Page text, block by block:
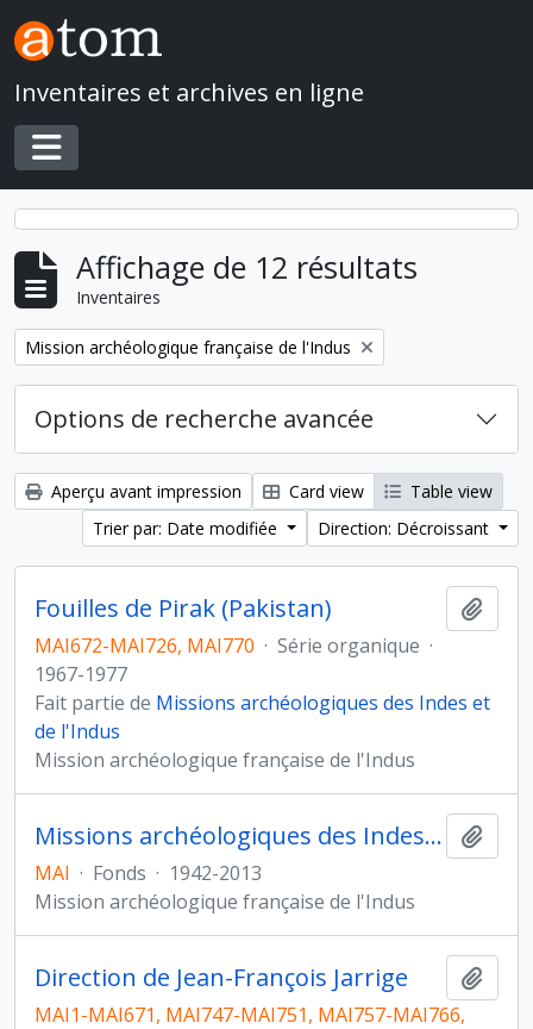
Skip to main content
Inventaires et archives en ligne
Toggle navigation
Affichage de 12 résultats
Inventaires
Remove filter:
Mission archéologique française de l'Indus
Options de recherche avancée
Aperçu avant impression Card view
Table view
Trier par: Date modifiée
Direction: Décroissant
Fouilles de Pirak (Pakistan)
MAI672-MAI726, MAI770 · Série organique ·
1967-1977
Fait partie de Missions archéologiques des Indes et
de l'Indus
Mission archéologique française de l'Indus
Missions archéologiques des Indes et de l'Indus
MAI · Fonds · 1942-2013
Mission archéologique française de l'Indus
Direction de Jean-François Jarrige
MAI1-MAI671, MAI747-MAI751, MAI757-MAI766,